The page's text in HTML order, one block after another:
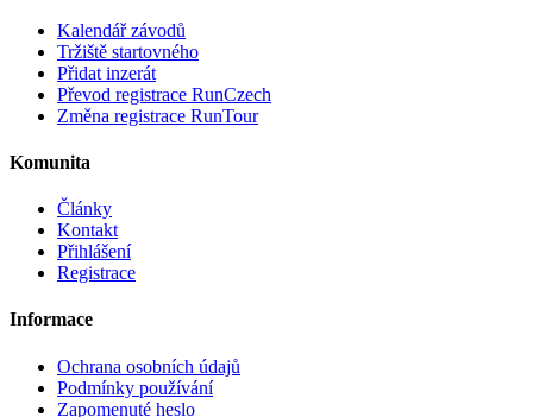
Kalendář závodů
Tržiště startovného
Přidat inzerát
Převod registrace RunCzech
Změna registrace RunTour
Komunita
Články
Kontakt
Přihlášení
Registrace
Informace
Ochrana osobních údajů
Podmínky používání
Zapomenuté heslo